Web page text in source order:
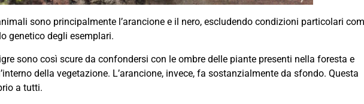
sono principalmente l’arancione e il nero, escludendo condizioni particolari
genetico degli esemplari.
sono così scure da confondersi con le ombre delle piante presenti nella foresta e
della vegetazione. L’arancione, invece, fa sostanzialmente da sfondo. Questa
a tutti.